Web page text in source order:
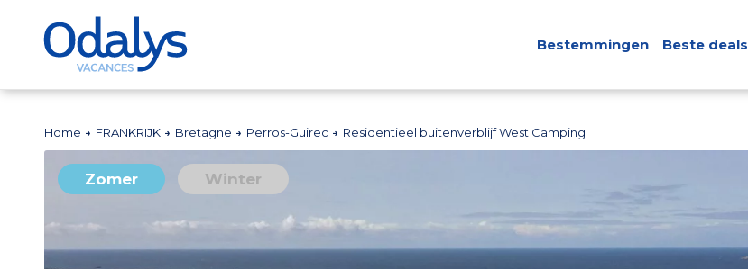
Bestemmingen Beste deals
Home FRANKRIJK Bretagne Perros-Guirec Residentieel buitenverblijf West Camping
Zomer Winter